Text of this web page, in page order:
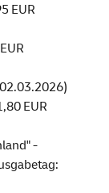
EUR
EUR
-